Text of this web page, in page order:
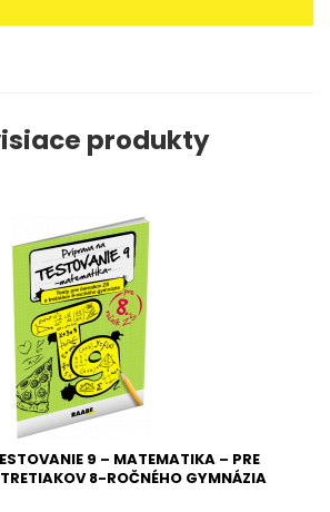
produkty
9 – MATEMATIKA – PRE
8-ROČNÉHO GYMNÁZIA